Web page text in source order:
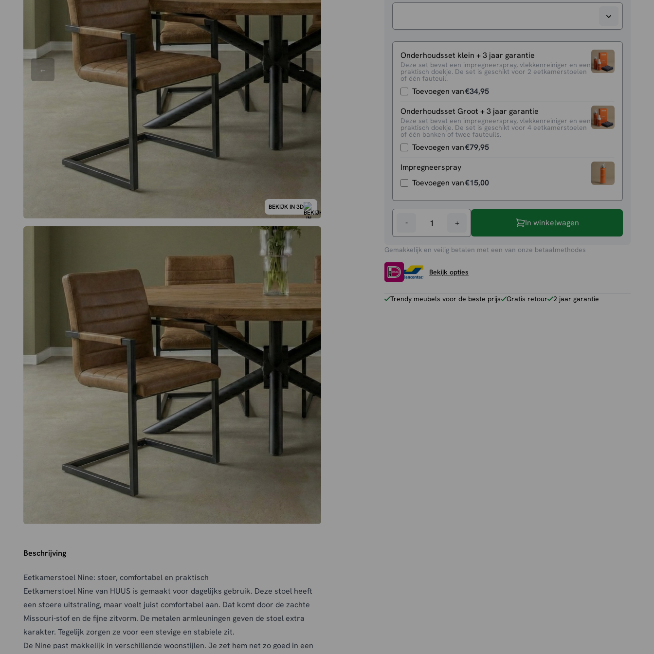
BEKIJK IN 3D
Onderhoudsset klein + 3 jaar garantie
Deze set bevat een impregneerspray, vlekkenreiniger en een
praktisch doekje. De set is geschikt voor 2 eetkamerstoelen
of één fauteuil.
Toevoegen van€34,95
Onderhoudsset Groot + 3 jaar garantie
Deze set bevat een impregneerspray, vlekkenreiniger en een
praktisch doekje. De set is geschikt voor 4 eetkamerstoelen
of één banken of twee fauteuils.
Toevoegen van€79,95
Impregneerspray
Toevoegen van€15,00
-
Eetkamerstoel
Nine
aantal
+ In winkelwagen
Gemakkelijk en veilig betalen met een van onze betaalmethodes
Bekijk opties
Trendy meubels voor de beste prijs Gratis retour 2 jaar garantie
Beschrijving
Eetkamerstoel Nine: stoer, comfortabel en praktisch
Eetkamerstoel Nine van HUUS is gemaakt voor dagelijks gebruik. Deze stoel heeft
een stoere uitstraling, maar voelt juist comfortabel aan. Dat komt door de zachte
Missouri-stof en de fijne zitvorm. De metalen armleuningen geven de stoel extra
karakter. Tegelijk zorgen ze voor een stevige en stabiele zit.
De Nine past makkelijk in verschillende woonstijlen. Je zet hem net zo goed in een